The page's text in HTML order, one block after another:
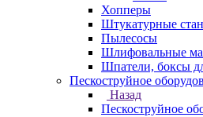
Хопперы
Штукатурные
Пылесосы
Шлифовальные
Шпатели, боксы
Пескоструйное
Назад
Пескоструйное